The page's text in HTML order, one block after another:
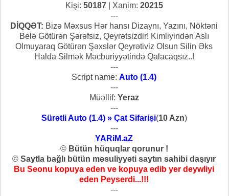
Kişi: 50187| Xanim: 20215
---
DİQQƏT: Bizə Məxsus Hər hansı Dizaynı, Yazını, Nöktəni
Belə Götürən Şərəfsiz, Qeyrətsizdir! Kimliyindən Aslı
Olmuyaraq Götürən Şəxslər Qeyrətiviz Olsun Silin Əks
Halda Silmək Məcburiyyətində Qalacaqsız..!
---
Script name: Auto (1.4)
---
Müəllif: Yeraz
---
Sürətli Auto (1.4) » Çat Sifarişi(10 Azn)
---
YARiM.aZ
© Bütün hüquqlar qorunur !
© Saytla bağlı bütün məsuliyyəti saytın sahibi daşıyır
Bu Seonu kopuya eden ve kopuya edib yer deywliyi
eden Peyserdi...!!!
---